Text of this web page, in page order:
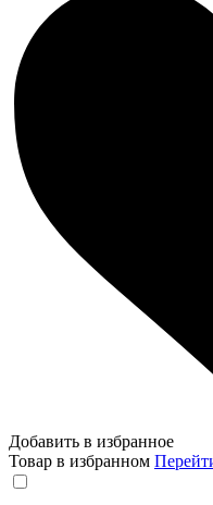
Добавить в избранное
Товар в избранном